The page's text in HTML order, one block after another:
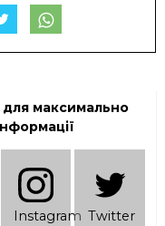
максимально
Instagram Twitter